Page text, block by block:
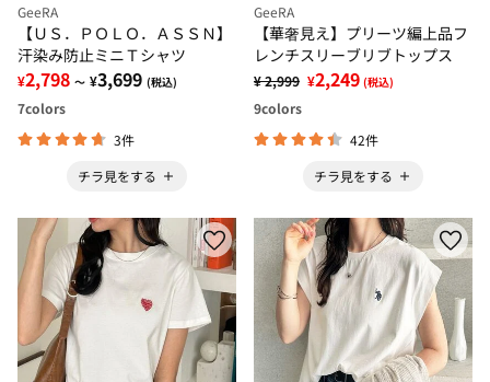
GeeRA
【ＵＳ．ＰＯＬＯ．ＡＳＳＮ】
汗染み防止ミニＴシャツ
¥2,798 ～ ¥3,699 (税込)
7colors
3件
チラ見をする
GeeRA
【華奢見え】プリーツ編上品フ
レンチスリーブリブトップス
¥ 2,999 ¥2,249 (税込)
9colors
42件
チラ見をする